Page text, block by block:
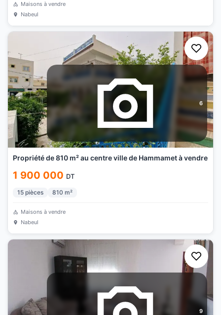
Maisons à vendre
Nabeul
6
Propriété de 810 m² au centre ville de Hammamet à vendre
1 900 000 DT
15 pièces 810 m²
Maisons à vendre
Nabeul
9